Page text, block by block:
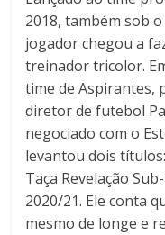
2018, também sob
jogador chegou a
treinador tricolor.
time de Aspirantes,
diretor de futebol
negociado com o
levantou dois
Taça Revelação
2020/21. Ele conta
mesmo de longe e